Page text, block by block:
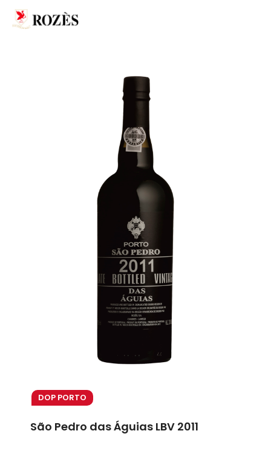
DOP PORTO
São Pedro das Águias LBV 2011